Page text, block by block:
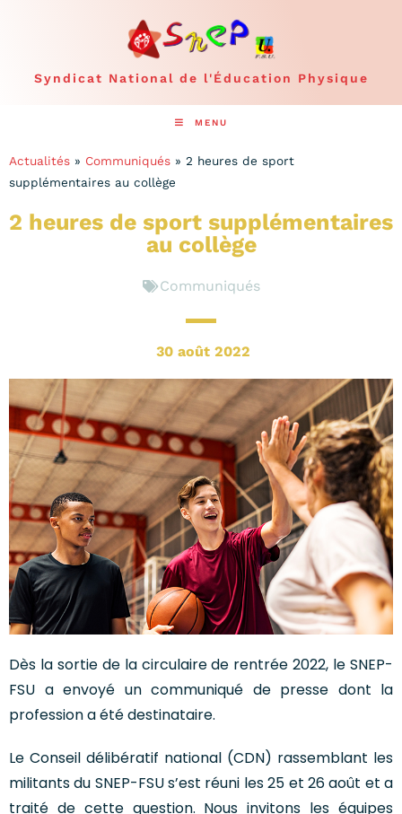
Syndicat National de l'Éducation Physique
MENU
Actualités » Communiqués » 2 heures de sport
supplémentaires au collège
2 heures de sport supplémentaires
au collège
Communiqués
30 août 2022
Dès la sortie de la circulaire de rentrée 2022, le SNEP-
FSU a envoyé un communiqué de presse dont la
profession a été destinataire.
Le Conseil délibératif national (CDN) rassemblant les
militants du SNEP-FSU s’est réuni les 25 et 26 août et a
traité de cette question. Nous invitons les équipes